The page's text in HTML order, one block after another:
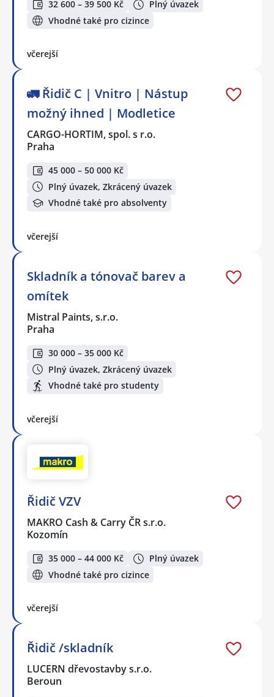
32 600 – 39 500 Kč
Plný úvazek
Vhodné také pro cizince
včerejší
🚛 Řidič C | Vnitro | Nástup
možný ihned | Modletice
CARGO-HORTIM, spol. s r.o.
Praha
45 000 – 50 000 Kč
Plný úvazek, Zkrácený úvazek
Vhodné také pro absolventy
včerejší
Skladník a tónovač barev a
omítek
Mistral Paints, s.r.o.
Praha
30 000 – 35 000 Kč
Plný úvazek, Zkrácený úvazek
Vhodné také pro studenty
včerejší
Řidič VZV
MAKRO Cash & Carry ČR s.r.o.
Kozomín
35 000 – 44 000 Kč
Plný úvazek
Vhodné také pro cizince
včerejší
Řidič /skladník
LUCERN dřevostavby s.r.o.
Beroun